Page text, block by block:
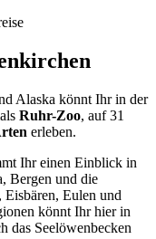
Alaska könnt Ihr in der
Ruhr-Zoo, auf 31
erleben.
Ihr einen Einblick in
Bergen und die
Eulen und
könnt Ihr hier in
das Seelöwenbecken